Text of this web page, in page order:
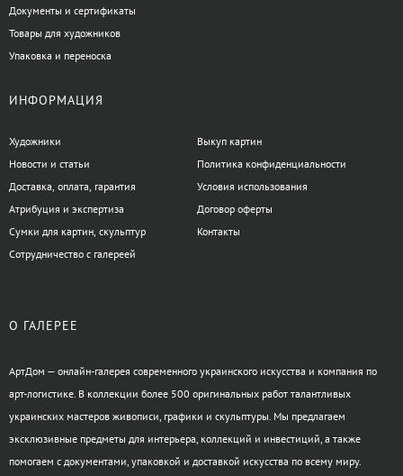
Документы и сертификаты
Товары для художников
Упаковка и переноска
ИНФОРМАЦИЯ
Художники
Новости и статьи
Доставка, оплата, гарантия
Атрибуция и экспертиза
Сумки для картин, скульптур
Сотрудничество с галереей
Выкуп картин
Политика конфиденциальности
Условия использования
Договор оферты
Контакты
О ГАЛЕРЕЕ
АртДом — онлайн-галерея современного украинского искусства и компания по
арт-логистике. В коллекции более 500 оригинальных работ талантливых
украинских мастеров живописи, графики и скульптуры. Мы предлагаем
эксклюзивные предметы для интерьера, коллекций и инвестиций, а также
помогаем с документами, упаковкой и доставкой искусства по всему миру.